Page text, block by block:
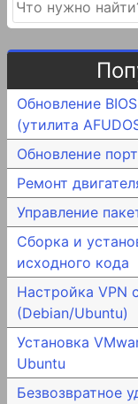
Обновление
(утилита
Обновление
Ремонт
Управление
Сборка и
исходного кода
Настройка VPN
(Debian/Ubuntu)
Установка
Ubuntu
Безвозвратное